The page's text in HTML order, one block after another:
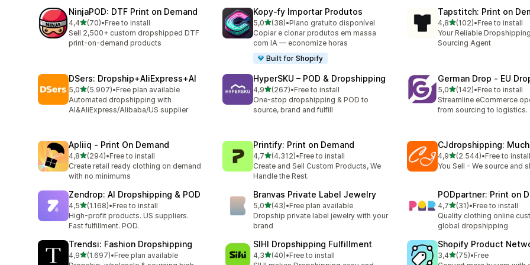
NinjaPOD: DTF Print on Demand
4,4de 5 estrelas
(70)
70 total de avaliações
•Free to install
Sell 2,500+ custom dropshipped DTF
print-on-demand products
Kopy‑fy Importar Produtos
5,0de 5 estrelas
(38)
38 total de avaliações
•Plano gratuito disponível
Copiar e clonar produtos em massa
com IA — economize horas
Built for Shopify
Tapstitch: Print on
4,8de 5 estrelas
(102)
102 total de avaliações
•Free to install
Your Reliable
Sourcing Agent
DSers: Dropship+AliExpress+AI
5,0de 5 estrelas
(5.907)
5907 total de avaliações
•Free plan available
Automated dropshipping with
AI&AliExpress/Alibaba/US supplier
HyperSKU – POD & Dropshipping
4,9de 5 estrelas
(267)
267 total de avaliações
•Free to install
One-stop dropshipping & POD to
source, brand and fulfill
German Drop ‑ EU
5,0de 5 estrelas
(142)
142 total de avaliações
•Free to install
Streamline eCommerce
from sourcing to logistics.
Apliiq ‑ Print On Demand
4,8de 5 estrelas
(294)
294 total de avaliações
•Free to install
Create retail ready clothing on demand
with no minimums
Printify: Print on Demand
4,7de 5 estrelas
(4.312)
4312 total de avaliações
•Free to install
Create and Sell Custom Products, We
Handle the Rest.
CJdropshipping:
4,9de 5 estrelas
(2.544)
2544 total de avaliações
•Free to install
You Sell - We source and
Zendrop: AI Dropshipping & POD
4,5de 5 estrelas
(1.168)
1168 total de avaliações
•Free to install
High-profit products. US suppliers.
Fast fulfillment. POD.
Branvas Private Label Jewelry
5,0de 5 estrelas
(43)
43 total de avaliações
•Free plan available
Dropship private label jewelry with your
brand
PODpartner: Print on
4,7de 5 estrelas
(31)
31 total de avaliações
•Free to install
Quality clothing online
global dropshipping
Trendsi: Fashion Dropshipping
4,9de 5 estrelas
(1.697)
1697 total de avaliações
•Free plan available
SIHI Dropshipping Fulfillment
4,3de 5 estrelas
(40)
40 total de avaliações
•Free to install
Shopify Product
3,4de 5 estrelas
(75)
75 total de avaliações
•Free